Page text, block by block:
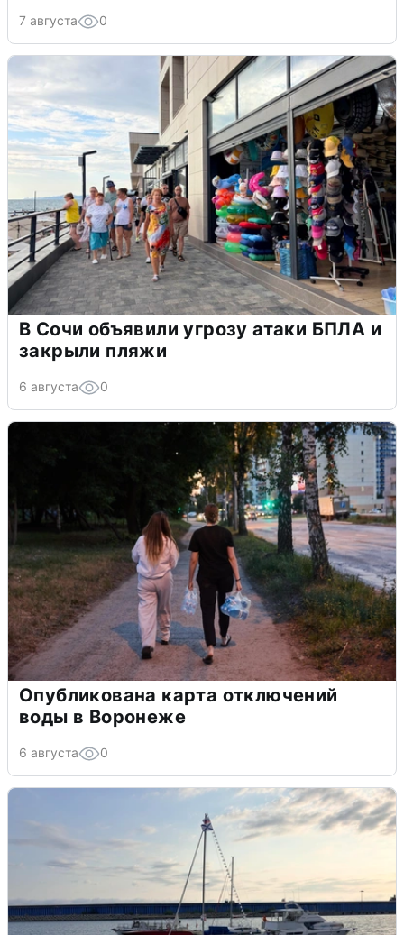
7 августа 0
В Сочи объявили угрозу атаки БПЛА и
закрыли пляжи
6 августа 0
Опубликована карта отключений
воды в Воронеже
6 августа 0